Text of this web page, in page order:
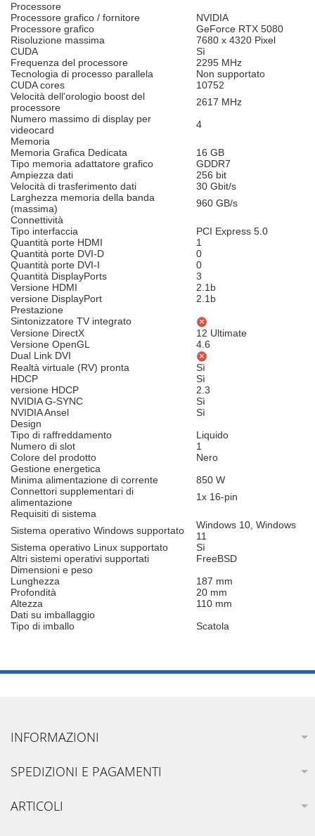
Processore
Processore grafico / fornitore
NVIDIA
Processore grafico
GeForce RTX 5080
Risoluzione massima
7680 x 4320 Pixel
CUDA
Sì
Frequenza del processore
2295 MHz
Tecnologia di processo parallela
Non supportato
CUDA cores
10752
Velocità dell'orologio boost del
processore
2617 MHz
Numero massimo di display per
videocard
4
Memoria
Memoria Grafica Dedicata
16 GB
Tipo memoria adattatore grafico
GDDR7
Ampiezza dati
256 bit
Velocità di trasferimento dati
30 Gbit/s
Larghezza memoria della banda
(massima)
960 GB/s
Connettività
Tipo interfaccia
PCI Express 5.0
Quantità porte HDMI
1
Quantità porte DVI-D
0
Quantità porte DVI-I
0
Quantità DisplayPorts
3
Versione HDMI
2.1b
versione DisplayPort
2.1b
Prestazione
Sintonizzatore TV integrato
Versione DirectX
12 Ultimate
Versione OpenGL
4.6
Dual Link DVI
Realtà virtuale (RV) pronta
Sì
HDCP
Sì
versione HDCP
2.3
NVIDIA G-SYNC
Sì
NVIDIA Ansel
Sì
Design
Tipo di raffreddamento
Liquido
Numero di slot
1
Colore del prodotto
Nero
Gestione energetica
Minima alimentazione di corrente
850 W
Connettori supplementari di
alimentazione
1x 16-pin
Requisiti di sistema
Sistema operativo Windows supportato
Windows 10, Windows
11
Sistema operativo Linux supportato
Sì
Altri sistemi operativi supportati
FreeBSD
Dimensioni e peso
Lunghezza
187 mm
Profondità
20 mm
Altezza
110 mm
Dati su imballaggio
Tipo di imballo
Scatola
INFORMAZIONI
SPEDIZIONI E PAGAMENTI
ARTICOLI